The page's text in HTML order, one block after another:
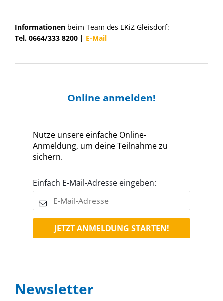
Newsletter
Informationen beim Team des EKiZ Gleisdorf:
Tel. 0664/333 8200 | E-Mail
Online anmelden!
Nutze unsere einfache Online-
Anmeldung, um deine Teilnahme zu
sichern.
Einfach E-Mail-Adresse eingeben:
JETZT ANMELDUNG STARTEN!